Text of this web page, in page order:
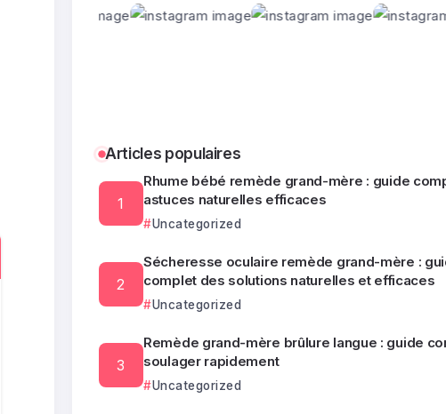
Articles populaires
Rhume bébé remède grand-mère : guide
astuces naturelles efficaces
Uncategorized
Sécheresse oculaire remède grand-mère :
complet des solutions naturelles et efficaces
Uncategorized
Remède grand-mère brûlure langue : guide
soulager rapidement
Uncategorized